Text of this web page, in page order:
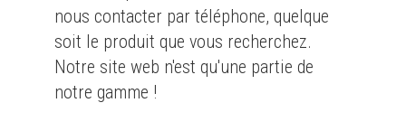
nous contacter par téléphone, quelque
soit le produit que vous recherchez.
Notre site web n'est qu'une partie de
notre gamme !